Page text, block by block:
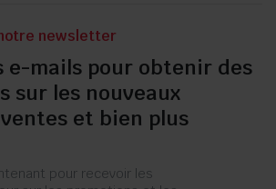
newsletter
e-mails pour obtenir des
sur les nouveaux
et bien plus
pour recevoir les